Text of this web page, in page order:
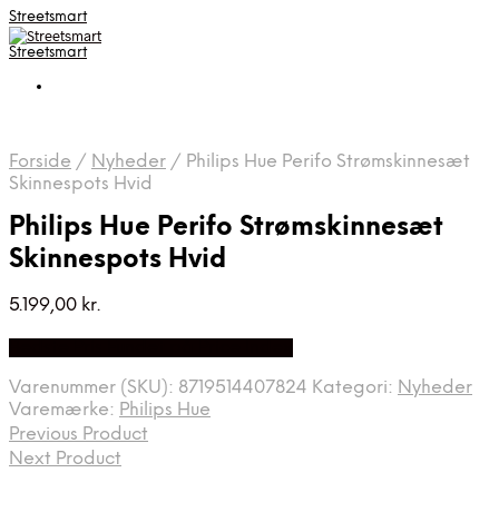
Streetsmart
Streetsmart
Forside / Nyheder / Philips Hue Perifo Strømskinnesæt
Skinnespots Hvid
Philips Hue Perifo Strømskinnesæt
Skinnespots Hvid
5.199,00 kr.
Varenummer (SKU): 8719514407824 Kategori: Nyheder
Varemærke: Philips Hue
Previous Product
Next Product